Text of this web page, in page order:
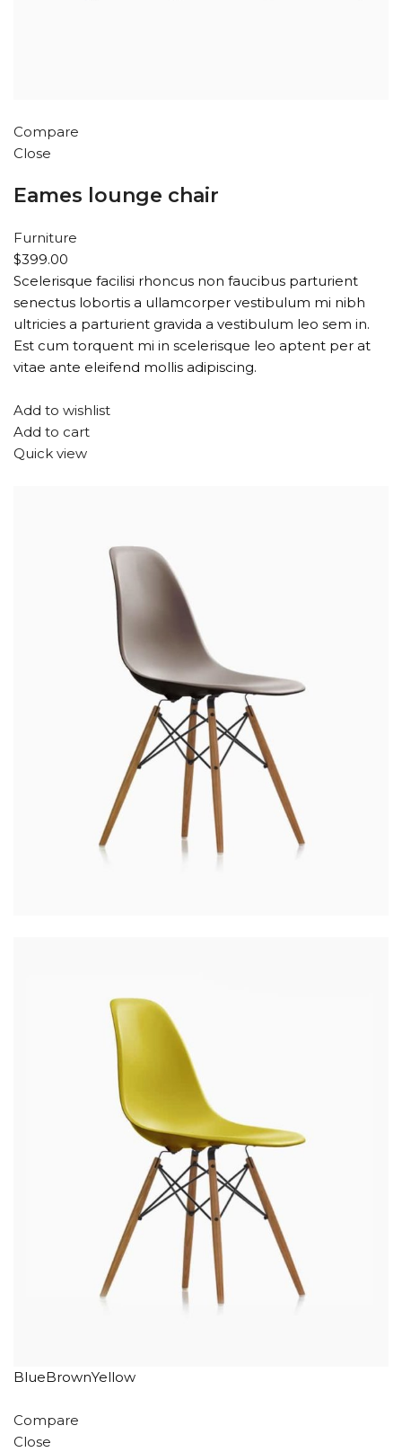
Compare
Close
Eames lounge chair
Furniture
$399.00
Scelerisque facilisi rhoncus non faucibus parturient
senectus lobortis a ullamcorper vestibulum mi nibh
ultricies a parturient gravida a vestibulum leo sem in.
Est cum torquent mi in scelerisque leo aptent per at
vitae ante eleifend mollis adipiscing.
Add to wishlist
Add to cart
Quick view
BlueBrownYellow
Compare
Close